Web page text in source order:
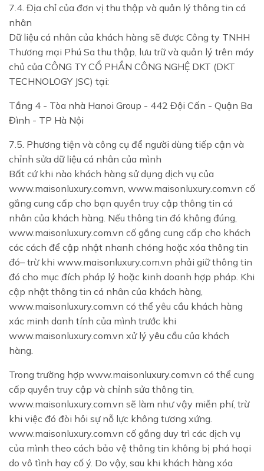
7.4. Địa chỉ của đơn vị thu thập và quản lý thông tin cá
nhân
Dữ liệu cá nhân của khách hàng sẽ được Công ty TNHH
Thương mại Phú Sa thu thập, lưu trữ và quản lý trên máy
chủ của CÔNG TY CỔ PHẦN CÔNG NGHỆ DKT (DKT
TECHNOLOGY JSC) tại:
Tầng 4 - Tòa nhà Hanoi Group - 442 Đội Cấn - Quận Ba
Đình - TP Hà Nội
7.5. Phương tiện và công cụ để người dùng tiếp cận và
chỉnh sửa dữ liệu cá nhân của mình
Bất cứ khi nào khách hàng sử dụng dịch vụ của
www.maisonluxury.com.vn, www.maisonluxury.com.vn cố
gắng cung cấp cho bạn quyền truy cập thông tin cá
nhân của khách hàng. Nếu thông tin đó không đúng,
www.maisonluxury.com.vn cố gắng cung cấp cho khách
các cách để cập nhật nhanh chóng hoặc xóa thông tin
đó– trừ khi www.maisonluxury.com.vn phải giữ thông tin
đó cho mục đích pháp lý hoặc kinh doanh hợp pháp. Khi
cập nhật thông tin cá nhân của khách hàng,
www.maisonluxury.com.vn có thể yêu cầu khách hàng
xác minh danh tính của mình trước khi
www.maisonluxury.com.vn xử lý yêu cầu của khách
hàng.
Trong trường hợp www.maisonluxury.com.vn có thể cung
cấp quyền truy cập và chỉnh sửa thông tin,
www.maisonluxury.com.vn sẽ làm như vậy miễn phí, trừ
khi việc đó đòi hỏi sự nỗ lực không tương xứng.
www.maisonluxury.com.vn cố gắng duy trì các dịch vụ
của mình theo cách bảo vệ thông tin không bị phá hoại
do vô tình hay cố ý. Do vậy, sau khi khách hàng xóa